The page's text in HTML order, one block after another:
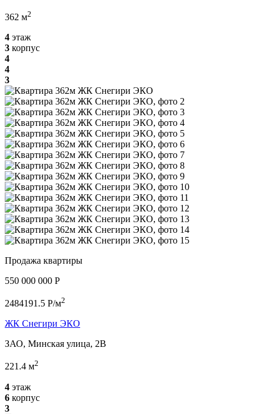
362 м2
4 этаж
3 корпус
4
4
3
Продажа квартиры
550 000 000 P
2484191.5 P/м2
ЖК Снегири ЭКО
ЗАО, Минская улица, 2В
221.4 м2
4 этаж
6 корпус
3